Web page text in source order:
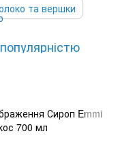
та вершки